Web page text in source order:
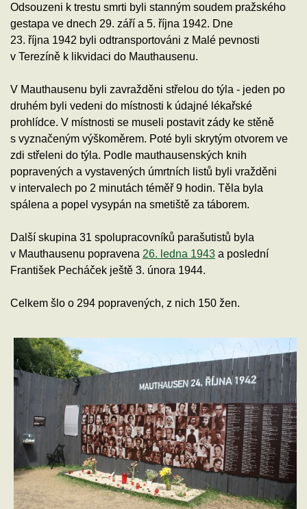
Odsouzeni k trestu smrti byli stanným soudem pražského
gestapa ve dnech 29. září a 5. října 1942. Dne
23. října 1942 byli odtransportováni z Malé pevnosti
v Terezíně k likvidaci do Mauthausenu.
V Mauthausenu byli zavražděni střelou do týla - jeden po
druhém byli vedeni do místnosti k údajné lékařské
prohlídce. V místnosti se museli postavit zády ke stěně
s vyznačeným výškoměrem. Poté byli skrytým otvorem ve
zdi střeleni do týla. Podle mauthausenských knih
popravených a vystavených úmrtních listů byli vražděni
v intervalech po 2 minutách téměř 9 hodin. Těla byla
spálena a popel vysypán na smetiště za táborem.
Další skupina 31 spolupracovníků parašutistů byla
v Mauthausenu popravena 26. ledna 1943 a poslední
František Pecháček ještě 3. února 1944.
Celkem šlo o 294 popravených, z nich 150 žen.